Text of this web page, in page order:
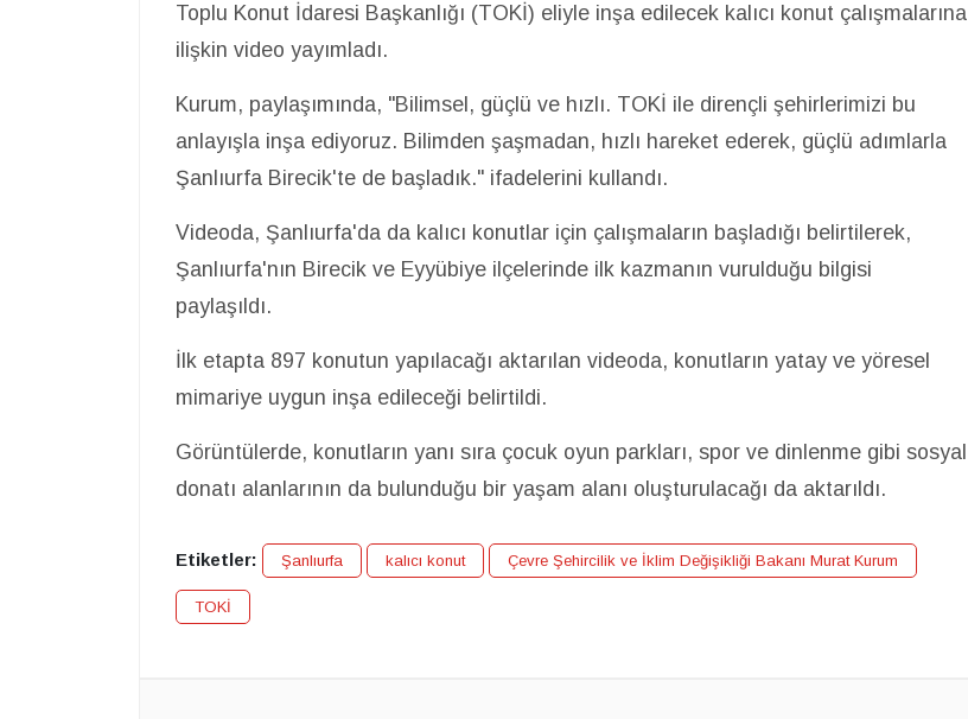
Toplu Konut İdaresi Başkanlığı (TOKİ) eliyle inşa edilecek kalıcı konut çalışmalarına
ilişkin video yayımladı.
Kurum, paylaşımında, "Bilimsel, güçlü ve hızlı. TOKİ ile dirençli şehirlerimizi bu
anlayışla inşa ediyoruz. Bilimden şaşmadan, hızlı hareket ederek, güçlü adımlarla
Şanlıurfa Birecik'te de başladık." ifadelerini kullandı.
Videoda, Şanlıurfa'da da kalıcı konutlar için çalışmaların başladığı belirtilerek,
Şanlıurfa'nın Birecik ve Eyyübiye ilçelerinde ilk kazmanın vurulduğu bilgisi
paylaşıldı.
İlk etapta 897 konutun yapılacağı aktarılan videoda, konutların yatay ve yöresel
mimariye uygun inşa edileceği belirtildi.
Görüntülerde, konutların yanı sıra çocuk oyun parkları, spor ve dinlenme gibi sosyal
donatı alanlarının da bulunduğu bir yaşam alanı oluşturulacağı da aktarıldı.
Etiketler: Şanlıurfa kalıcı konut Çevre Şehircilik ve İklim Değişikliği Bakanı Murat Kurum
TOKİ